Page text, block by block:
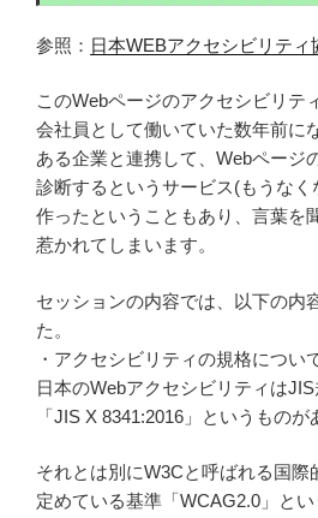
参照： 日本WEBアクセシビリティ
このWebページのアクセシビリテ
会社員として働いていた数年前に
ある企業と連携して、Webページ
診断するというサービス(もうなく
作ったということもあり、言葉を
惹かれてしまいます。
セッションの内容では、以下の内
た。
・アクセシビリティの規格につい
日本のWebアクセシビリティは
「JIS X 8341:2016」というものが
それとは別にW3Cと呼ばれる国際
定めている基準「WCAG2.0」とい